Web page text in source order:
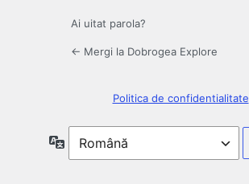
Ai uitat parola?
← Mergi la Dobrogea Explore
Politica de confidentialitate
Limbă